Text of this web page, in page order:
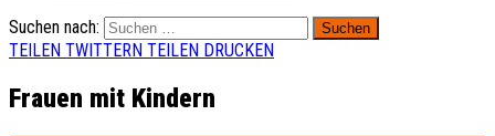
Suchen nach:
TEILEN TWITTERN TEILEN DRUCKEN
Frauen mit Kindern